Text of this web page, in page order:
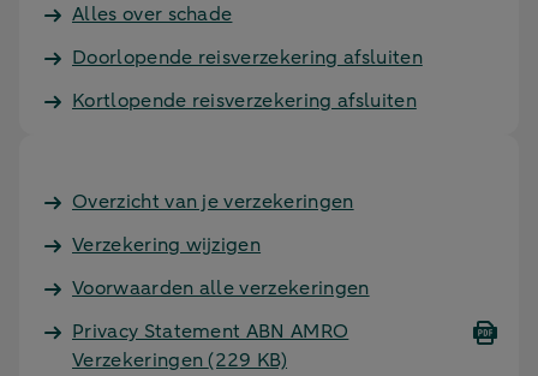
Alles over schade
Doorlopende reisverzekering afsluiten
Kortlopende reisverzekering afsluiten
Overzicht van je verzekeringen
Verzekering wijzigen
Voorwaarden alle verzekeringen
Privacy Statement ABN AMRO
Verzekeringen(229 KB)